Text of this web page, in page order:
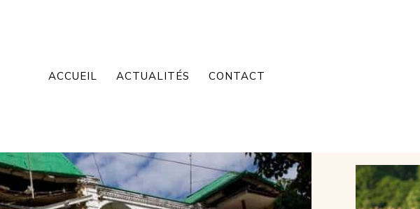
ACCUEIL ACTUALITÉS CONTACT